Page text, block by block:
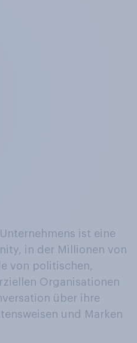
ist eine
in der Millionen von
von politischen,
Organisationen
über ihre
und Marken